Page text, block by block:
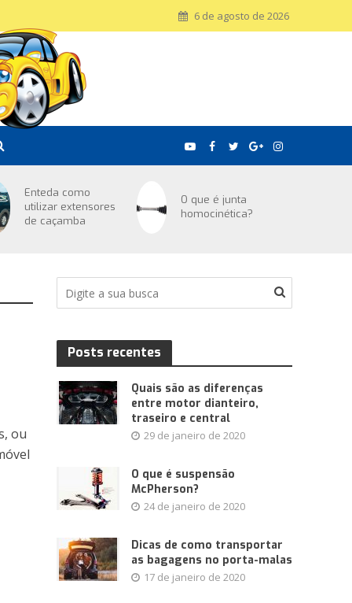
6 de agosto de 2026
Enteda como
utilizar extensores
de caçamba
O que é junta
homocinética?
ou
Posts recentes
Quais são as diferenças
entre motor dianteiro,
traseiro e central
29 de janeiro de 2020
O que é suspensão
McPherson?
24 de janeiro de 2020
Dicas de como transportar
as bagagens no porta-malas
17 de janeiro de 2020